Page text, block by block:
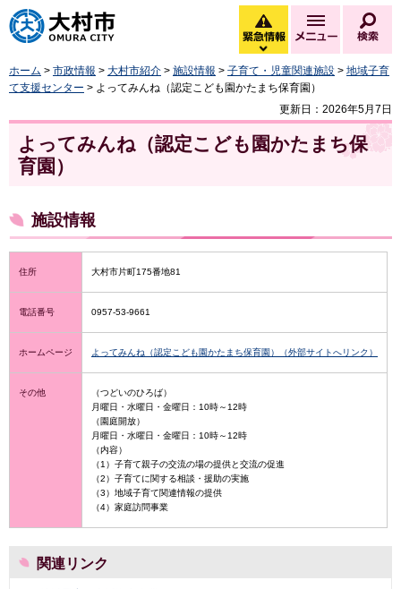
大村市
緊急情報
緊急情報を開く
メニュー
ホーム > 市政情報 > 大村市紹介 > 施設情報 > 子育て・児童関連施設 > 地域子育
て支援センター > よってみんね（認定こども園かたまち保育園）
更新日：2026年5月7日
よってみんね（認定こども園かたまち保
育園）
施設情報
住所 大村市片町175番地81
電話番号 0957-53-9661
ホームページ よってみんね（認定こども園かたまち保育園）（外部サイトへリンク）
その他
（つどいのひろば）
月曜日・水曜日・金曜日：10時～12時
（園庭開放）
月曜日・水曜日・金曜日：10時～12時
（内容）
（1）子育て親子の交流の場の提供と交流の促進
（2）子育てに関する相談・援助の実施
（3）地域子育て関連情報の提供
（4）家庭訪問事業
関連リンク